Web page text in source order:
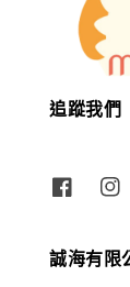
追蹤我們
誠海有限